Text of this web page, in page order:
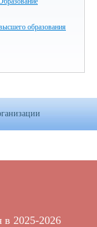
образования
в 2025-2026